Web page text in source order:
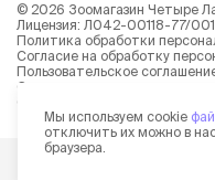
© 2026 Зоомагазин Четыре
Лицензия: Л042-00118-77/
Политика обработки
Согласие на обработку
Пользовательское
Согласие на получение
Описание рекомендательных
Мы используем cookie
отключить их можно в
браузера.